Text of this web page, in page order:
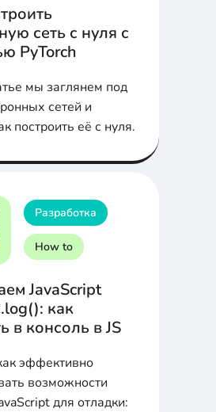
сеть с нуля с
PyTorch
мы заглянем под
сетей и
построить её с нуля.
Разработка
How to
JavaScript
как
в консоль в JS
эффективно
возможности
для отладки: